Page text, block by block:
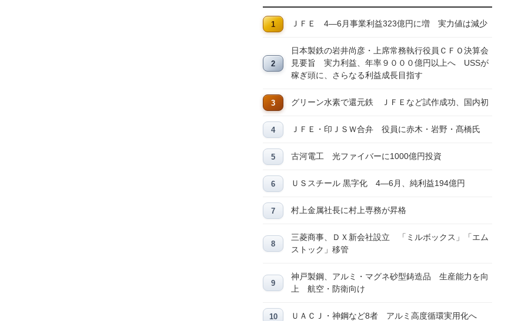
ＪＦＥ 4―6月事業利益323億円に増 実力値は減少
日本製鉄の岩井尚彦・上席常務執行役員ＣＦＯ決算会
見要旨 実力利益、年率９０００億円以上へ USSが
稼ぎ頭に、さらなる利益成長目指す
グリーン水素で還元鉄 ＪＦＥなど試作成功、国内初
ＪＦＥ・印ＪＳＷ合弁 役員に赤木・岩野・髙橋氏
古河電工 光ファイバーに1000億円投資
ＵＳスチール 黒字化 4―6月、純利益194億円
村上金属社長に村上専務が昇格
三菱商事、ＤＸ新会社設立 「ミルボックス」「エム
ストック」移管
神戸製鋼、アルミ・マグネ砂型鋳造品 生産能力を向
上 航空・防衛向け
ＵＡＣＪ・神鋼など8者 アルミ高度循環実用化へ